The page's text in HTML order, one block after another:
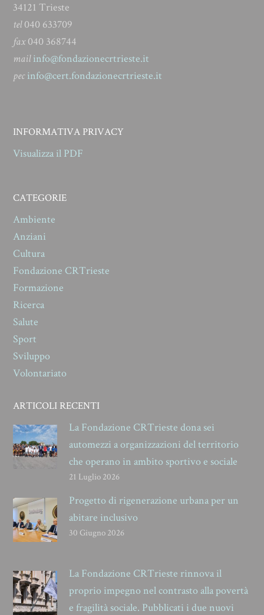
34121 Trieste
tel040 633709
fax040 368744
mailinfo@fondazionecrtrieste.it
pecinfo@cert.fondazionecrtrieste.it
INFORMATIVA PRIVACY
Visualizza il PDF
CATEGORIE
Ambiente
Anziani
Cultura
Fondazione CRTrieste
Formazione
Ricerca
Salute
Sport
Sviluppo
Volontariato
ARTICOLI RECENTI
La Fondazione CRTrieste dona sei
automezzi a organizzazioni del territorio
che operano in ambito sportivo e sociale
21 Luglio 2026
Progetto di rigenerazione urbana per un
abitare inclusivo
30 Giugno 2026
La Fondazione CRTrieste rinnova il
proprio impegno nel contrasto alla povertà
e fragilità sociale. Pubblicati i due nuovi